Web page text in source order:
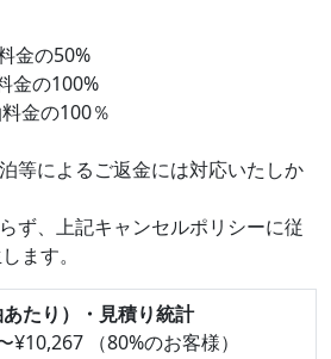
金の50%
金の100%
の100％
等によるご返金には対応いたしか
ず、上記キャンセルポリシーに従
ます。
たり）・見積り統計
（80%のお客様）